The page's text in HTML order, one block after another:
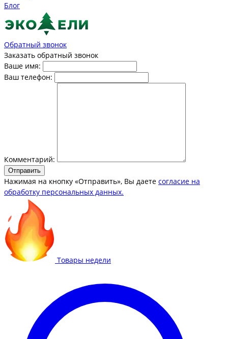
Блог
Обратный звонок
Заказать обратный звонок
Ваше имя:
Ваш телефон:
Комментарий:
Отправить
Нажимая на кнопку «Отправить», Вы даете согласие на
обработку персональных данных.
Товары недели